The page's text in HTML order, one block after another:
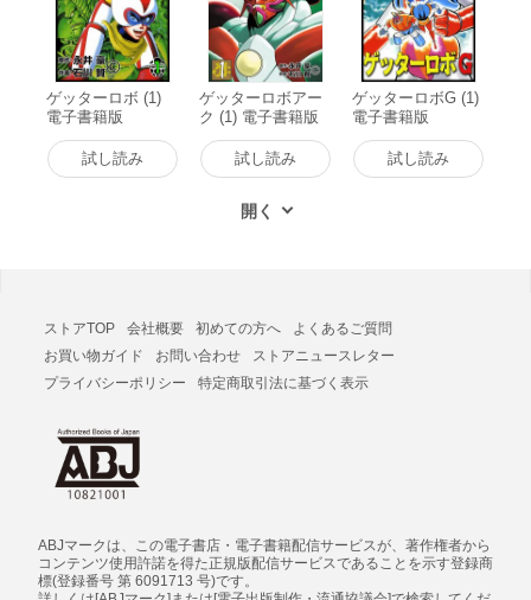
ゲッターロボ (1)
電子書籍版
試し読み
ゲッターロボアー
ク (1) 電子書籍版
試し読み
ゲッターロボG (1)
電子書籍版
試し読み
ストアTOP 会社概要 初めての方へ
よくあるご質問
お買い物ガイド
お問い合わせ
ストアニュースレター
プライバシーポリシー
特定商取引法に基づく表示
ABJマークは、この電子書店・電子書籍配信サービスが、著作権者から
コンテンツ使用許諾を得た正規版配信サービスであることを示す登録商
標(登録番号 第 6091713 号)です。